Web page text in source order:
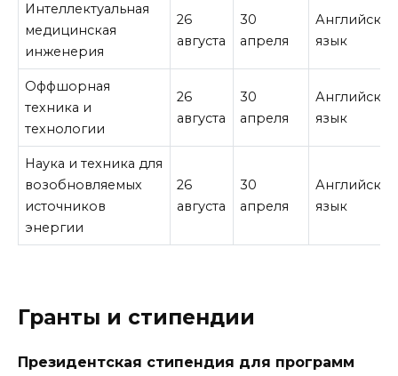
Интеллектуальная
медицинская
инженерия
26
августа
30
апреля
язык
Оффшорная
техника и
технологии
26
августа
30
апреля
язык
Наука и техника для
возобновляемых
источников
энергии
26
августа
30
апреля
язык
Гранты и стипендии
Президентская стипендия для программ